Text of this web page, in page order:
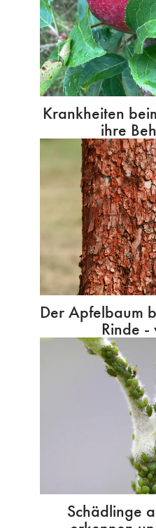
Krankheiten
ihre
Der Apfelbaum
Rinde -
Schädlinge